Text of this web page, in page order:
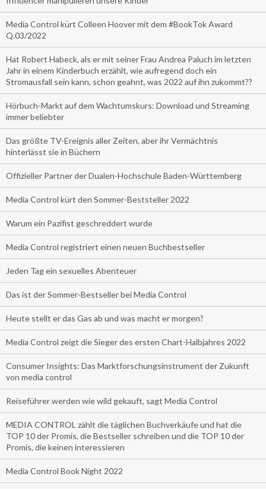
Media Control kürt Colleen Hoover mit dem #BookTok Award
Q.03/2022
Hat Robert Habeck, als er mit seiner Frau Andrea Paluch im letzten
Jahr in einem Kinderbuch erzählt, wie aufregend doch ein
Stromausfall sein kann, schon geahnt, was 2022 auf ihn zukommt??
Hörbuch-Markt auf dem Wachtumskurs: Download und Streaming
immer beliebter
Das größte TV-Ereignis aller Zeiten, aber ihr Vermächtnis
hinterlässt sie in Büchern
Offizieller Partner der Dualen-Hochschule Baden-Württemberg
Media Control kürt den Sommer-Beststeller 2022
Warum ein Pazifist geschreddert wurde
Media Control registriert einen neuen Buchbestseller
Jeden Tag ein sexuelles Abenteuer
Das ist der Sommer-Bestseller bei Media Control
Heute stellt er das Gas ab und was macht er morgen?
Media Control zeigt die Sieger des ersten Chart-Halbjahres 2022
Consumer Insights: Das Marktforschungsinstrument der Zukunft
von media control
Reiseführer werden wie wild gekauft, sagt Media Control
MEDIA CONTROL zählt die täglichen Buchverkäufe und hat die
TOP 10 der Promis, die Bestseller schreiben und die TOP 10 der
Promis, die keinen interessieren
Media Control Book Night 2022